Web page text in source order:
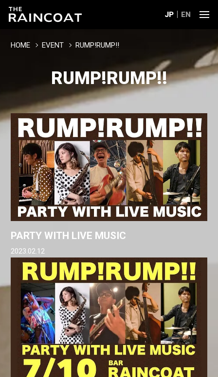
JP EN
HOME EVENT RUMP!RUMP!!
RUMP!RUMP!!
PARTY WITH LIVE MUSIC
2023.02.12